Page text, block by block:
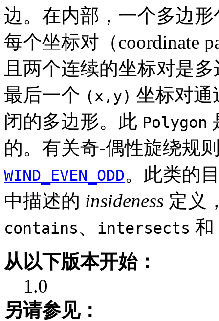
边。在内部，一个多边
每个坐标对（coordinate
且两个连续的坐标对是
最后一个 (x,y) 坐标对通
闭的多边形。此 Polygon
的。有关奇-偶性旋绕规
WIND_EVEN_ODD。此类的
中描述的 insideness 定义
contains、 intersects 和
从以下版本开始：
1.0
另请参见：